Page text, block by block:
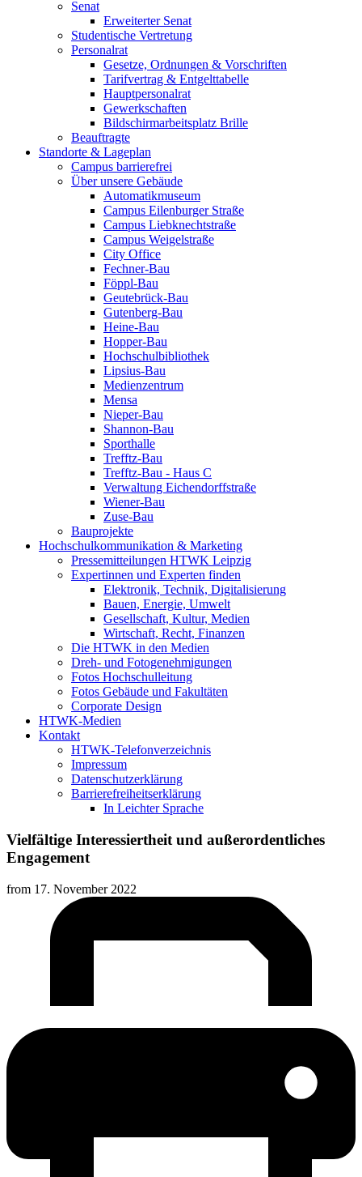
Senat
Erweiterter Senat
Studentische Vertretung
Personalrat
Gesetze, Ordnungen & Vorschriften
Tarifvertrag & Entgelttabelle
Hauptpersonalrat
Gewerkschaften
Bildschirmarbeitsplatz Brille
Beauftragte
Standorte & Lageplan
Campus barrierefrei
Über unsere Gebäude
Automatikmuseum
Campus Eilenburger Straße
Campus Liebknechtstraße
Campus Weigelstraße
City Office
Fechner-Bau
Föppl-Bau
Geutebrück-Bau
Gutenberg-Bau
Heine-Bau
Hopper-Bau
Hochschulbibliothek
Lipsius-Bau
Medienzentrum
Mensa
Nieper-Bau
Shannon-Bau
Sporthalle
Trefftz-Bau
Trefftz-Bau - Haus C
Verwaltung Eichendorffstraße
Wiener-Bau
Zuse-Bau
Bauprojekte
Hochschulkommunikation & Marketing
Pressemitteilungen HTWK Leipzig
Expertinnen und Experten finden
Elektronik, Technik, Digitalisierung
Bauen, Energie, Umwelt
Gesellschaft, Kultur, Medien
Wirtschaft, Recht, Finanzen
Die HTWK in den Medien
Dreh- und Fotogenehmigungen
Fotos Hochschulleitung
Fotos Gebäude und Fakultäten
Corporate Design
HTWK-Medien
Kontakt
HTWK-Telefonverzeichnis
Impressum
Datenschutzerklärung
Barrierefreiheitserklärung
In Leichter Sprache
Vielfältige Interessiertheit und außerordentliches
Engagement
from 17. November 2022